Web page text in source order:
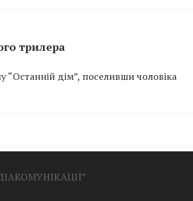
трилера
дім”, поселивши чоловіка